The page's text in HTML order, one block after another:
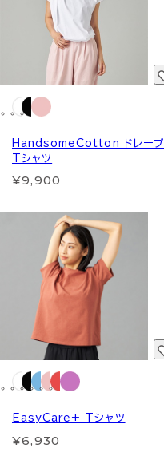
HandsomeCotton ドレープ
Tシャツ
¥9,900
EasyCare+ Tシャツ
¥6,930